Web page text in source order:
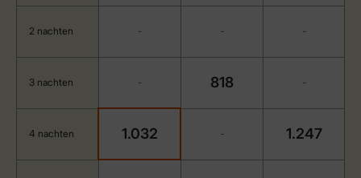
2 nachten - - -
3 nachten - 818 -
4 nachten 1.032 - 1.247